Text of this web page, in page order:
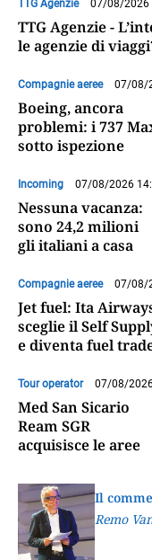
TTG Agenzie 07/08/2026
TTG Agenzie -
le agenzie di
Compagnie aeree 07/08/
Boeing, ancora
problemi: i 737
sotto ispezione
Incoming 07/08/2026
Nessuna vacanza:
sono 24,2 milioni
gli italiani a casa
Compagnie aeree 07/08/
Jet fuel: Ita
sceglie il Self
e diventa fuel
Tour operator 07/08/
Med San Sicario
Ream SGR
acquisisce le aree
Il
Remo